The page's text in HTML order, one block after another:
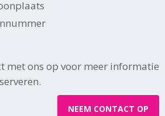
met ons op voor meer informatie
NEEM CONTACT OP